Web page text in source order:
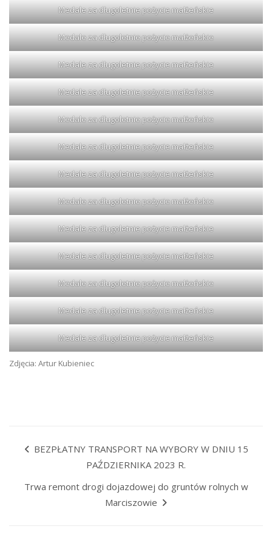
Medale za długoletnie pożycie małżeńskie
Medale za długoletnie pożycie małżeńskie
Medale za długoletnie pożycie małżeńskie
Medale za długoletnie pożycie małżeńskie
Medale za długoletnie pożycie małżeńskie
Medale za długoletnie pożycie małżeńskie
Medale za długoletnie pożycie małżeńskie
Medale za długoletnie pożycie małżeńskie
Medale za długoletnie pożycie małżeńskie
Medale za długoletnie pożycie małżeńskie
Medale za długoletnie pożycie małżeńskie
Medale za długoletnie pożycie małżeńskie
Medale za długoletnie pożycie małżeńskie
Zdjęcia: Artur Kubieniec
BEZPŁATNY TRANSPORT NA WYBORY W DNIU 15
PAŹDZIERNIKA 2023 R.
Trwa remont drogi dojazdowej do gruntów rolnych w
Marciszowie